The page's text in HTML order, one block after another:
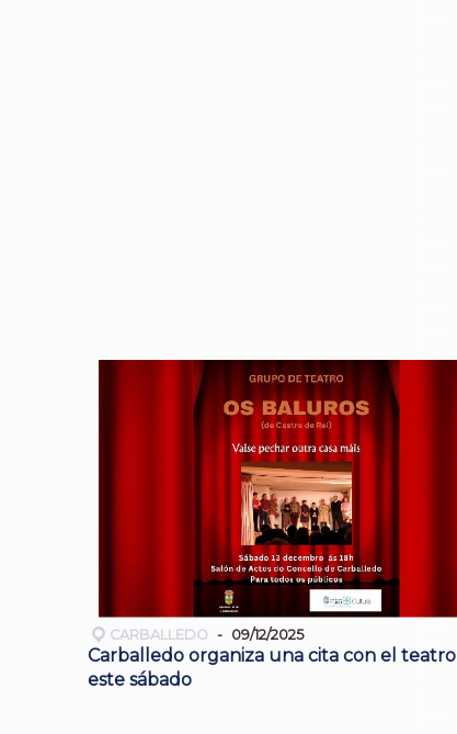
CARBALLEDO 09/12/2025
Carballedo organiza una cita con el teatro
este sábado